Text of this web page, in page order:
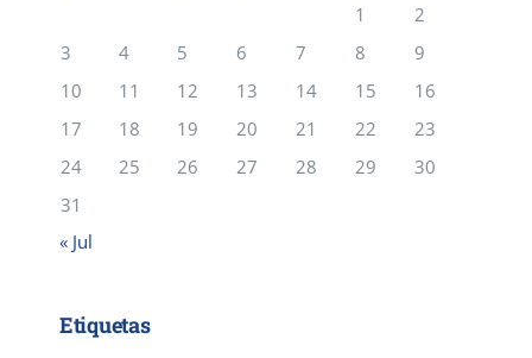
1
2
3
4 5 6 7 8
9
10
11 12 13 14 15
16
17
18 19 20 21 22
23
24
25 26 27 28 29
30
31
« Jul
Etiquetas